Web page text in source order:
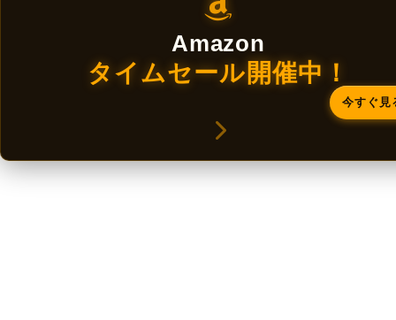
Amazon
タイムセール開催中！
今すぐ見